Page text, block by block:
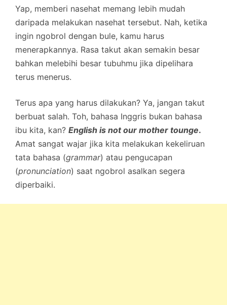
Yap, memberi nasehat memang lebih mudah
daripada melakukan nasehat tersebut. Nah, ketika
ingin ngobrol dengan bule, kamu harus
menerapkannya. Rasa takut akan semakin besar
bahkan melebihi besar tubuhmu jika dipelihara
terus menerus.
Terus apa yang harus dilakukan? Ya, jangan takut
berbuat salah. Toh, bahasa Inggris bukan bahasa
ibu kita, kan? English is not our mother tounge.
Amat sangat wajar jika kita melakukan kekeliruan
tata bahasa (grammar) atau pengucapan
(pronunciation) saat ngobrol asalkan segera
diperbaiki.